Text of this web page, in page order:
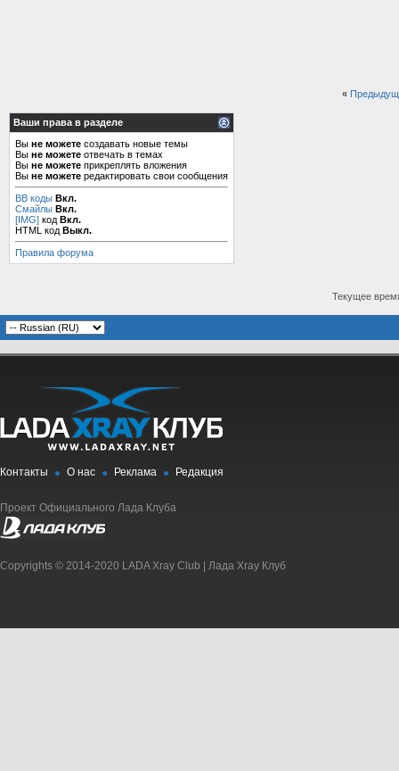
«
Ваши права в разделе
Вы не можете создавать новые темы
Вы не можете отвечать в темах
Вы не можете прикреплять вложения
Вы не можете редактировать свои сообщения
BB коды Вкл.
Смайлы Вкл.
[IMG] код Вкл.
HTML код Выкл.
Правила форума
Текущее
Контакты О нас Реклама Редакция
Проект Официального Лада Клуба
Copyrights © 2014-2020 LADA Xray Club | Лада Xray Клуб